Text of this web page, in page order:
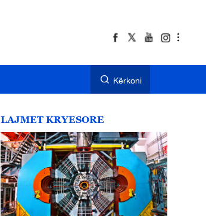
Kërkoni
LAJMET KRYESORE